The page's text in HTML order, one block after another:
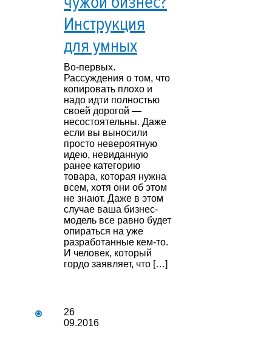
Инструкция
для умных
Во-первых.
Рассуждения о том, что
копировать плохо и
надо идти полностью
своей дорогой —
несостоятельны. Даже
если вы выносили
просто невероятную
идею, невиданную
ранее категорию
товара, которая нужна
всем, хотя они об этом
не знают. Даже в этом
случае ваша бизнес-
модель все равно будет
опираться на уже
разработанные кем-то.
И человек, который
гордо заявляет, что […]
26
09.2016